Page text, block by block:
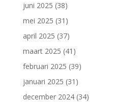
juni 2025 (38)
mei 2025 (31)
april 2025 (37)
maart 2025 (41)
februari 2025 (39)
januari 2025 (31)
december 2024(34)